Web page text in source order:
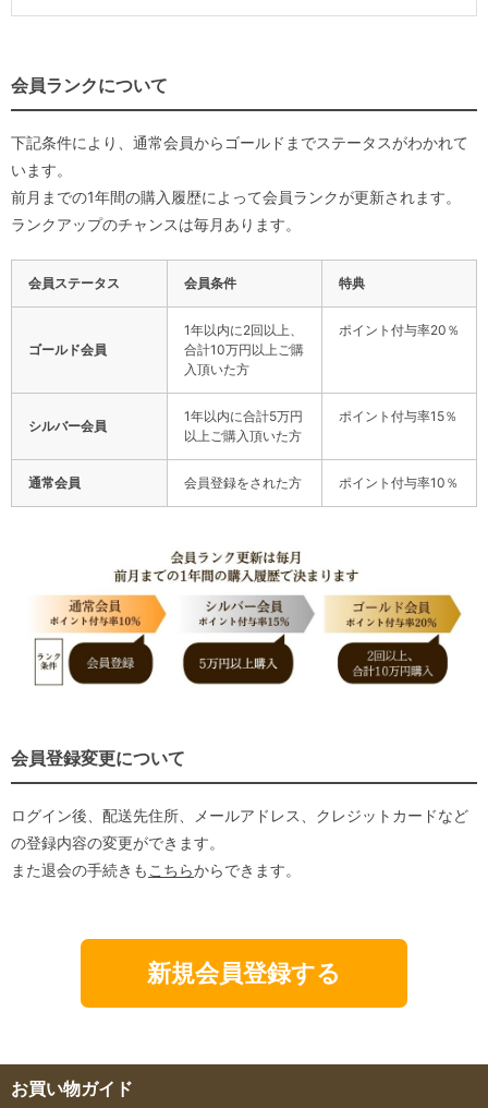
会員ランクについて
下記条件により、通常会員からゴールドまでステータスがわかれて
います。
前月までの1年間の購入履歴によって会員ランクが更新されます。
ランクアップのチャンスは毎月あります。
会員ステータス 会員条件 特典
ゴールド会員
1年以内に2回以上、
合計10万円以上ご購
入頂いた方
ポイント付与率20％
シルバー会員
1年以内に合計5万円
以上ご購入頂いた方
ポイント付与率15％
通常会員 会員登録をされた方 ポイント付与率10％
会員登録変更について
ログイン後、配送先住所、メールアドレス、クレジットカードなど
の登録内容の変更ができます。
また退会の手続きも こちらからできます。
新規会員登録する
お買い物ガイド